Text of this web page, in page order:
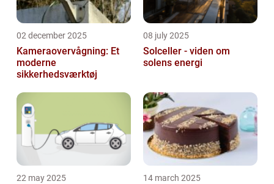
02 december 2025
Kameraovervågning: Et
moderne
sikkerhedsværktøj
08 july 2025
Solceller - viden om
solens energi
22 may 2025 14 march 2025